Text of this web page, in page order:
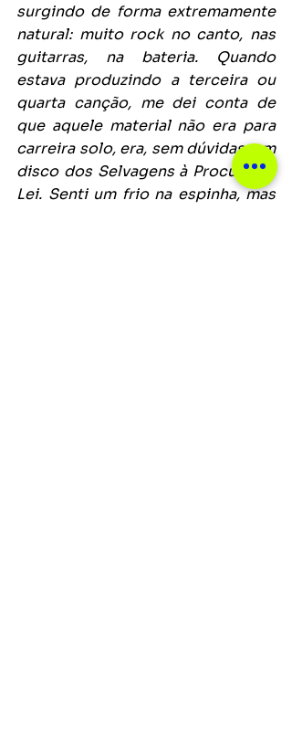
surgindo de forma extremamente
natural: muito rock no canto, nas
guitarras, na bateria. Quando
estava produzindo a terceira ou
quarta canção, me dei conta de
que aquele material não era para
carreira solo, era, sem dúvidas, um
disco dos Selvagens à Procura de
Lei. Senti um frio na espinha, mas